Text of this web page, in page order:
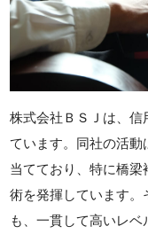
株式会社ＢＳＪは、信
ています。同社の活動
当てており、特に橋
術を発揮しています。
も、一貫して高いレベ